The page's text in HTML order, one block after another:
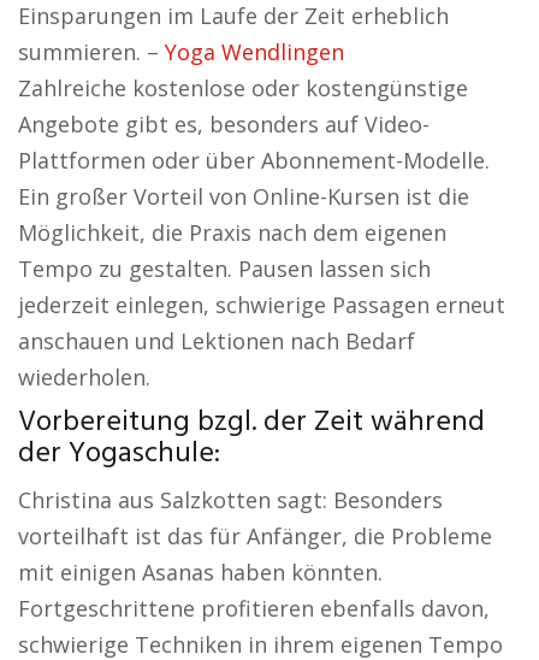
Einsparungen im Laufe der Zeit erheblich
summieren. – Yoga Wendlingen
Zahlreiche kostenlose oder kostengünstige
Angebote gibt es, besonders auf Video-
Plattformen oder über Abonnement-Modelle.
Ein großer Vorteil von Online-Kursen ist die
Möglichkeit, die Praxis nach dem eigenen
Tempo zu gestalten. Pausen lassen sich
jederzeit einlegen, schwierige Passagen erneut
anschauen und Lektionen nach Bedarf
wiederholen.
Vorbereitung bzgl. der Zeit während
der Yogaschule:
Christina aus Salzkotten sagt: Besonders
vorteilhaft ist das für Anfänger, die Probleme
mit einigen Asanas haben könnten.
Fortgeschrittene profitieren ebenfalls davon,
schwierige Techniken in ihrem eigenen Tempo